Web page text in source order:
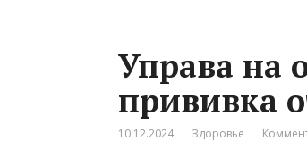
Управа на
прививка
10.12.2024 Здоровье